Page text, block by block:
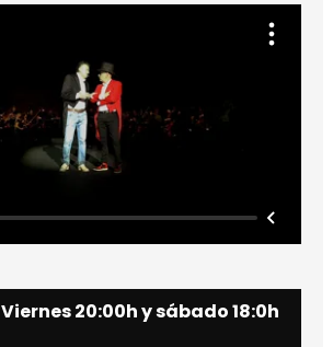
Viernes 20:00h y sábado 18:0h